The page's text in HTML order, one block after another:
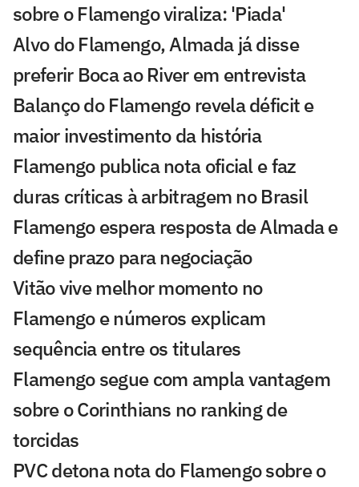
sobre o Flamengo viraliza: 'Piada'
Alvo do Flamengo, Almada já disse
preferir Boca ao River em entrevista
Balanço do Flamengo revela déficit e
maior investimento da história
Flamengo publica nota oficial e faz
duras críticas à arbitragem no Brasil
Flamengo espera resposta de Almada e
define prazo para negociação
Vitão vive melhor momento no
Flamengo e números explicam
sequência entre os titulares
Flamengo segue com ampla vantagem
sobre o Corinthians no ranking de
torcidas
PVC detona nota do Flamengo sobre o